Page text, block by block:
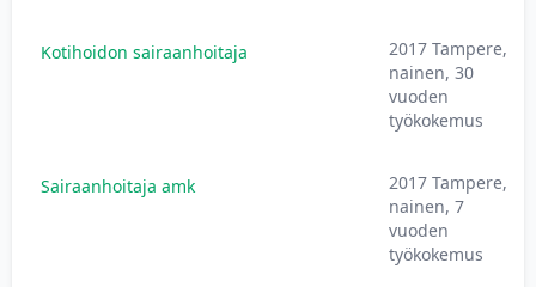
Kotihoidon sairaanhoitaja
2017 Tampere,
nainen, 30
vuoden
työkokemus
Sairaanhoitaja amk
2017 Tampere,
nainen, 7
vuoden
työkokemus